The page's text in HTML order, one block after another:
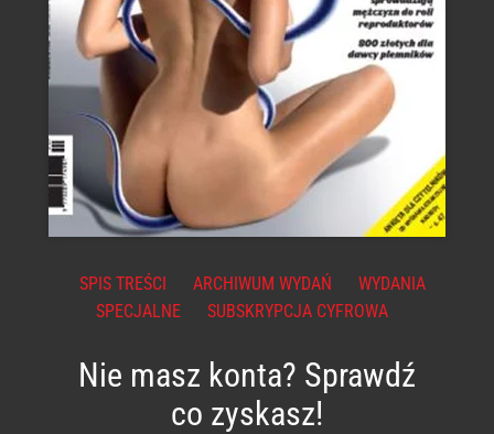
SPIS TREŚCI ARCHIWUM WYDAŃ
WYDANIA
SPECJALNE
SUBSKRYPCJA CYFROWA
Nie masz konta? Sprawdź
co zyskasz!